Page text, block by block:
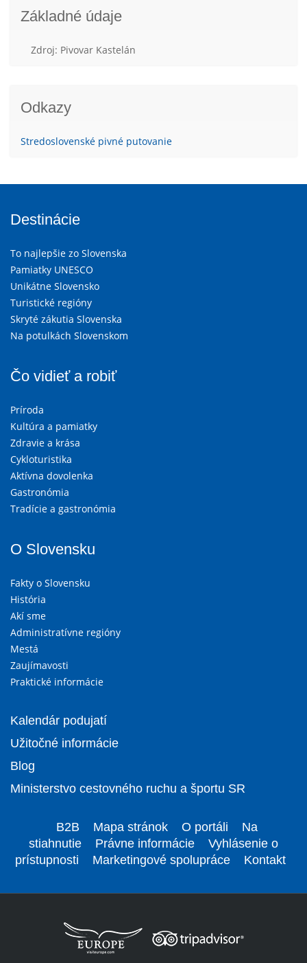
Základné údaje
Zdroj: Pivovar Kastelán
Odkazy
Stredoslovenské pivné putovanie
Destinácie
To najlepšie zo Slovenska
Pamiatky UNESCO
Unikátne Slovensko
Turistické regióny
Skryté zákutia Slovenska
Na potulkách Slovenskom
Čo vidieť a robiť
Príroda
Kultúra a pamiatky
Zdravie a krása
Cykloturistika
Aktívna dovolenka
Gastronómia
Tradície a gastronómia
O Slovensku
Fakty o Slovensku
História
Akí sme
Administratívne regióny
Mestá
Zaujímavosti
Praktické informácie
Kalendár podujatí
Užitočné informácie
Blog
Ministerstvo cestovného ruchu a športu SR
B2B Mapa stránok O portáli
Na
stiahnutie
Právne informácie
Vyhlásenie o
prístupnosti
Marketingové spolupráce Kontakt